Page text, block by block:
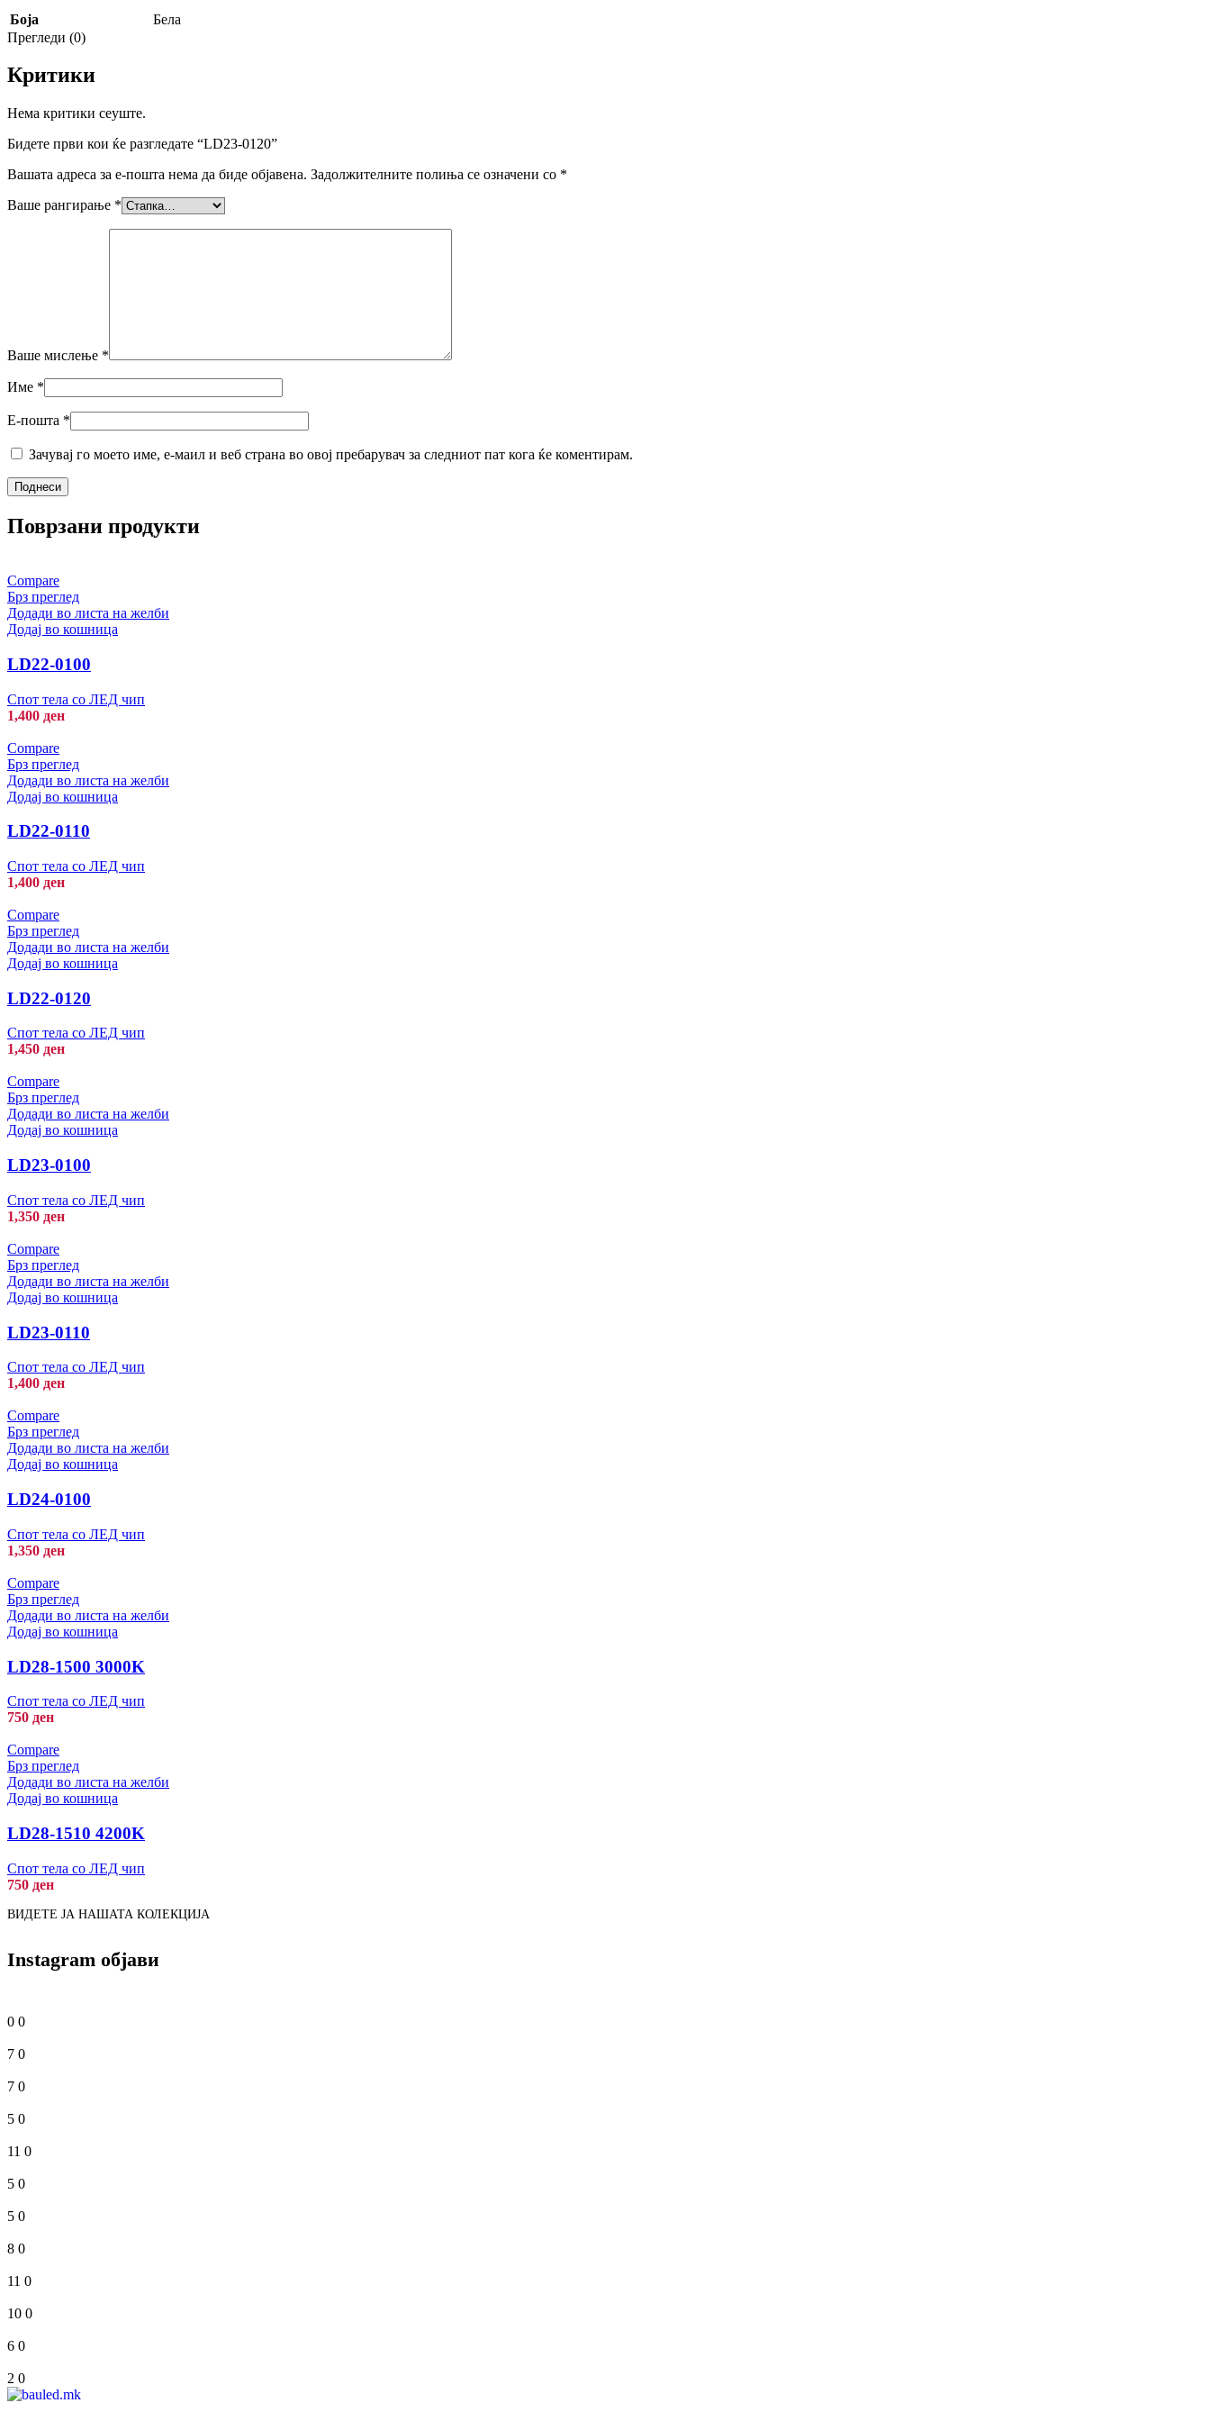
Боја
Бела
Прегледи (0)
Критики
Нема критики сеуште.
Бидете први кои ќе разгледате “LD23-0120”
Вашата адреса за е-пошта нема да биде објавена. Задолжителните полиња се означени со *
Ваше рангирање *
Ваше мислење *
Име *
Е-пошта *
Зачувај го моето име, е-маил и веб страна во овој пребарувач за следниот пат кога ќе коментирам.
Поврзани продукти
Compare
Брз преглед
Додади во листа на желби
Додај во кошница
LD22-0100
Спот тела со ЛЕД чип
1,400 ден
Compare
Брз преглед
Додади во листа на желби
Додај во кошница
LD22-0110
Спот тела со ЛЕД чип
1,400 ден
Compare
Брз преглед
Додади во листа на желби
Додај во кошница
LD22-0120
Спот тела со ЛЕД чип
1,450 ден
Compare
Брз преглед
Додади во листа на желби
Додај во кошница
LD23-0100
Спот тела со ЛЕД чип
1,350 ден
Compare
Брз преглед
Додади во листа на желби
Додај во кошница
LD23-0110
Спот тела со ЛЕД чип
1,400 ден
Compare
Брз преглед
Додади во листа на желби
Додај во кошница
LD24-0100
Спот тела со ЛЕД чип
1,350 ден
Compare
Брз преглед
Додади во листа на желби
Додај во кошница
LD28-1500 3000K
Спот тела со ЛЕД чип
750 ден
Compare
Брз преглед
Додади во листа на желби
Додај во кошница
LD28-1510 4200K
Спот тела со ЛЕД чип
750 ден
ВИДЕТЕ ЈА НАШАТА КОЛЕКЦИЈА
Instagram објави
0 0
7 0
7 0
5 0
11 0
5 0
5 0
8 0
11 0
10 0
6 0
2 0